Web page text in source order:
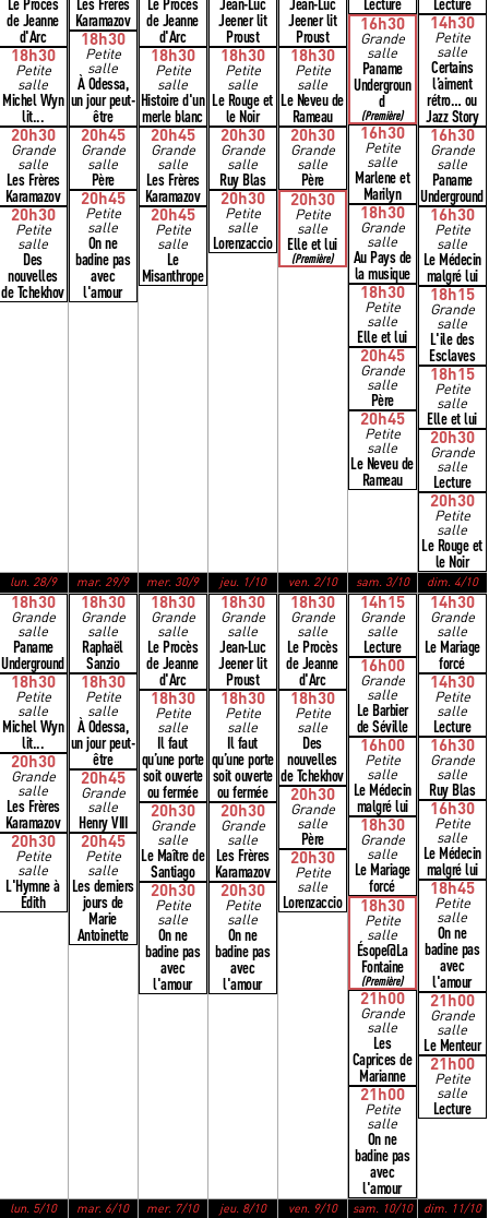
Le Procès
de Jeanne
d'Arc
18h30
Petite
salle
Michel Wyn
lit...
20h30
Grande
salle
Les Frères
Karamazov
20h30
Petite
salle
Des
nouvelles
de Tchekhov
Les Frères
Karamazov
18h30
Petite
salle
À Odessa,
un jour peut-
être
20h45
Grande
salle
Père
20h45
Petite
salle
On ne
badine pas
avec
l'amour
Le Procès
de Jeanne
d'Arc
18h30
Petite
salle
Histoire d'un
merle blanc
20h45
Grande
salle
Les Frères
Karamazov
20h45
Petite
salle
Le
Misanthrope
Jean-Luc
Jeener lit
Proust
18h30
Petite
salle
Le Rouge et
le Noir
20h30
Grande
salle
Ruy Blas
20h30
Petite
salle
Lorenzaccio
Jean-Luc
Jeener lit
Proust
18h30
Petite
salle
Le Neveu de
Rameau
20h30
Grande
salle
Père
20h30
Petite
salle
Elle et lui
(Première)
Lecture
16h30
Grande
salle
Paname
Undergroun
d
(Première)
16h30
Petite
salle
Marlene et
Marilyn
18h30
Grande
salle
Au Pays de
la musique
18h30
Petite
salle
Elle et lui
20h45
Grande
salle
Père
20h45
Petite
salle
Le Neveu de
Rameau
Lecture
14h30
Petite
salle
Certains
l’aiment
rétro… ou
Jazz Story
16h30
Grande
salle
Paname
Underground
16h30
Petite
salle
Le Médecin
malgré lui
18h15
Grande
salle
L'ile des
Esclaves
18h15
Petite
salle
Elle et lui
20h30
Grande
salle
Lecture
20h30
Petite
salle
Le Rouge et
le Noir
lun. 28/9 mar. 29/9 mer. 30/9 jeu. 1/10 ven. 2/10 sam. 3/10 dim. 4/10
18h30
Grande
salle
Paname
Underground
18h30
Petite
salle
Michel Wyn
lit...
20h30
Grande
salle
Les Frères
Karamazov
20h30
Petite
salle
L'Hymne à
Édith
18h30
Grande
salle
Raphaël
Sanzio
18h30
Petite
salle
À Odessa,
un jour peut-
être
20h45
Grande
salle
Henry VIII
20h45
Petite
salle
Les derniers
jours de
Marie
Antoinette
18h30
Grande
salle
Le Procès
de Jeanne
d'Arc
18h30
Petite
salle
Il faut
qu’une porte
soit ouverte
ou fermée
20h30
Grande
salle
Le Maître de
Santiago
20h30
Petite
salle
On ne
badine pas
avec
l'amour
18h30
Grande
salle
Jean-Luc
Jeener lit
Proust
18h30
Petite
salle
Il faut
qu’une porte
soit ouverte
ou fermée
20h30
Grande
salle
Les Frères
Karamazov
20h30
Petite
salle
On ne
badine pas
avec
l'amour
18h30
Grande
salle
Le Procès
de Jeanne
d'Arc
18h30
Petite
salle
Des
nouvelles
de Tchekhov
20h30
Grande
salle
Père
20h30
Petite
salle
Lorenzaccio
14h15
Grande
salle
Lecture
16h00
Grande
salle
Le Barbier
de Séville
16h00
Petite
salle
Le Médecin
malgré lui
18h30
Grande
salle
Le Mariage
forcé
18h30
Petite
salle
Ésope@La
Fontaine
(Première)
21h00
Grande
salle
Les
Caprices de
Marianne
21h00
Petite
salle
On ne
badine pas
avec
l'amour
14h30
Grande
salle
Le Mariage
forcé
14h30
Petite
salle
Lecture
16h30
Grande
salle
Ruy Blas
16h30
Petite
salle
Le Médecin
malgré lui
18h45
Petite
salle
On ne
badine pas
avec
l'amour
21h00
Grande
salle
Le Menteur
21h00
Petite
salle
Lecture
lun. 5/10 mar. 6/10 mer. 7/10 jeu. 8/10 ven. 9/10 sam. 10/10 dim. 11/10